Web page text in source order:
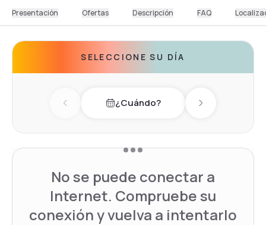
Presentación Ofertas Descripción FAQ
SELECCIONE SU DÍA
Previous day¿Cuándo? Next day
No se puede conectar a
Internet. Compruebe su
conexión y vuelva a intentarlo